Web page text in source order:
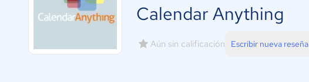
Calendar Anything
Aún sin calificación Escribir nueva reseña